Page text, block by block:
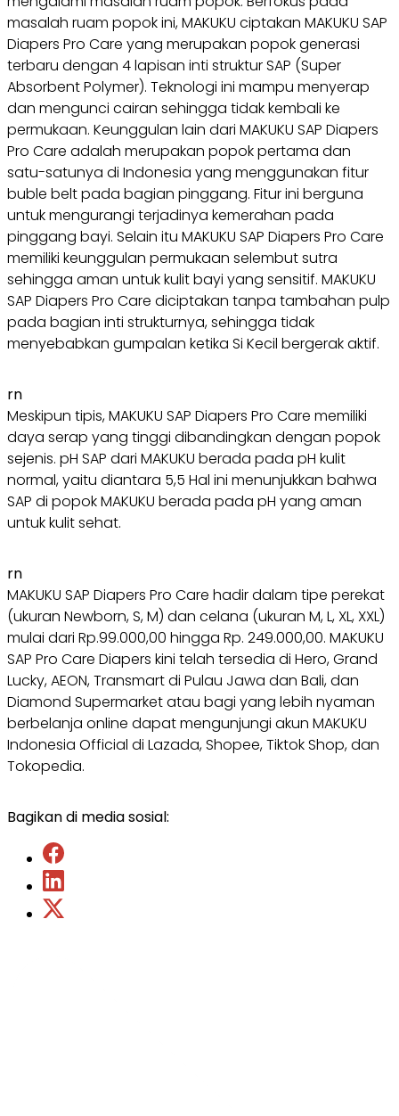
masalah ruam popok ini, MAKUKU ciptakan MAKUKU SAP
Diapers Pro Care yang merupakan popok generasi
terbaru dengan 4 lapisan inti struktur SAP (Super
Absorbent Polymer). Teknologi ini mampu menyerap
dan mengunci cairan sehingga tidak kembali ke
permukaan. Keunggulan lain dari MAKUKU SAP Diapers
Pro Care adalah merupakan popok pertama dan
satu-satunya di Indonesia yang menggunakan fitur
buble belt pada bagian pinggang. Fitur ini berguna
untuk mengurangi terjadinya kemerahan pada
pinggang bayi. Selain itu MAKUKU SAP Diapers Pro Care
memiliki keunggulan permukaan selembut sutra
sehingga aman untuk kulit bayi yang sensitif. MAKUKU
SAP Diapers Pro Care diciptakan tanpa tambahan pulp
pada bagian inti strukturnya, sehingga tidak
menyebabkan gumpalan ketika Si Kecil bergerak aktif.
rn
Meskipun tipis, MAKUKU SAP Diapers Pro Care memiliki
daya serap yang tinggi dibandingkan dengan popok
sejenis. pH SAP dari MAKUKU berada pada pH kulit
normal, yaitu diantara 5,5 Hal ini menunjukkan bahwa
SAP di popok MAKUKU berada pada pH yang aman
untuk kulit sehat.
rn
MAKUKU SAP Diapers Pro Care hadir dalam tipe perekat
(ukuran Newborn, S, M) dan celana (ukuran M, L, XL, XXL)
mulai dari Rp.99.000,00 hingga Rp. 249.000,00. MAKUKU
SAP Pro Care Diapers kini telah tersedia di Hero, Grand
Lucky, AEON, Transmart di Pulau Jawa dan Bali, dan
Diamond Supermarket atau bagi yang lebih nyaman
berbelanja online dapat mengunjungi akun MAKUKU
Indonesia Official di Lazada, Shopee, Tiktok Shop, dan
Tokopedia.
Bagikan di media sosial: